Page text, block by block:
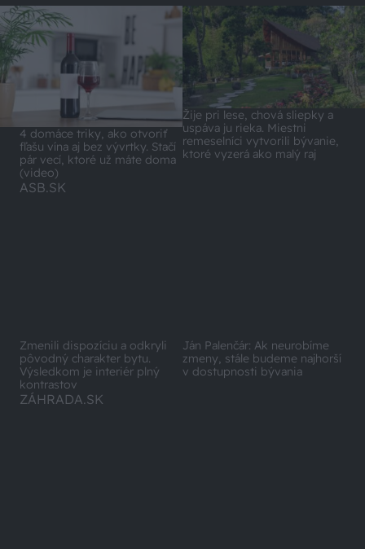
4 domáce triky, ako otvoriť
fľašu vína aj bez vývrtky. Stačí
pár vecí, ktoré už máte doma
(video)
Žije pri lese, chová sliepky a
uspáva ju rieka. Miestni
remeselníci vytvorili bývanie,
ktoré vyzerá ako malý raj
ASB.SK
Zmenili dispozíciu a odkryli
pôvodný charakter bytu.
Výsledkom je interiér plný
kontrastov
Ján Palenčár: Ak neurobíme
zmeny, stále budeme najhorší
v dostupnosti bývania
ZÁHRADA.SK